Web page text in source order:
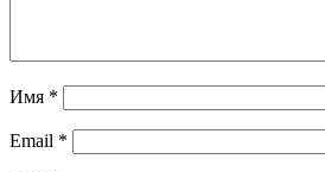
Имя *
Email *